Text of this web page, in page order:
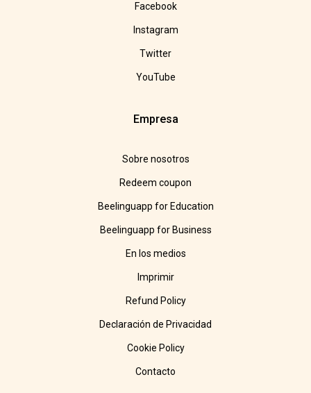
Facebook
Instagram
Twitter
YouTube
Empresa
Sobre nosotros
Redeem coupon
Beelinguapp for Education
Beelinguapp for Business
En los medios
Imprimir
Refund Policy
Declaración de Privacidad
Cookie Policy
Contacto